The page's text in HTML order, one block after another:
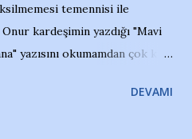
temennisi ile
kardeşimin yazdığı "Mavi
yazısını okumamdan çok kısa
İstanbul takımlarınınDEVAMI